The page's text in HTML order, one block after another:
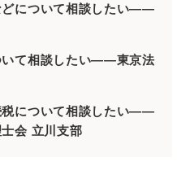
どについて相談したい――
いて相談したい――東京法
税について相談したい――
会 立川支部